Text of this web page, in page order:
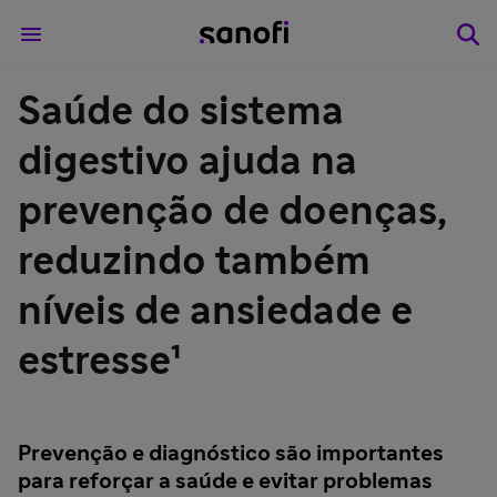
Saúde do sistema
digestivo ajuda na
prevenção de doenças,
reduzindo também
níveis de ansiedade e
estresse¹
Prevenção e diagnóstico são importantes
para reforçar a saúde e evitar problemas